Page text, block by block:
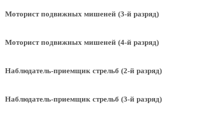
Моторист подвижных мишеней (3-й разряд)
Моторист подвижных мишеней (4-й разряд)
Наблюдатель-приемщик стрельб (2-й разряд)
Наблюдатель-приемщик стрельб (3-й разряд)